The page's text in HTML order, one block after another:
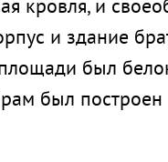
кровля, и
и здание
был
был